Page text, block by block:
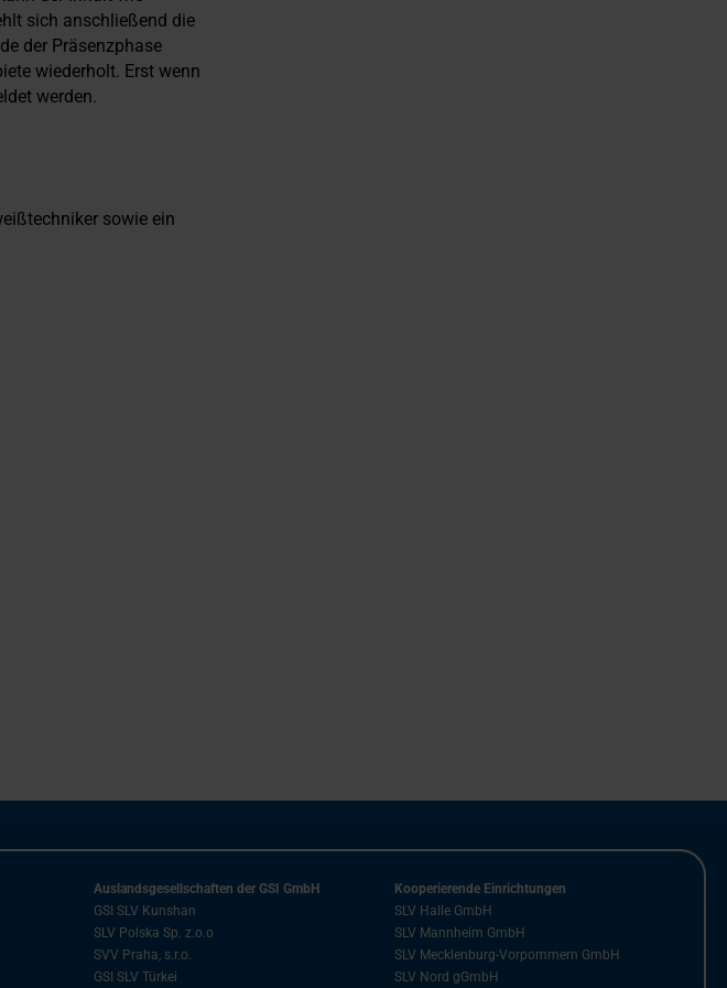
sich anschließend die
der Präsenzphase
wiederholt. Erst wenn
werden.
sowie ein
Auslandsgesellschaften der GSI GmbH
GSI SLV Kunshan
SLV Polska Sp. z.o.o
SVV Praha, s.r.o.
GSI SLV Türkei
Kooperierende Einrichtungen
SLV Halle GmbH
SLV Mannheim GmbH
SLV Mecklenburg-Vorpommern GmbH
SLV Nord gGmbH